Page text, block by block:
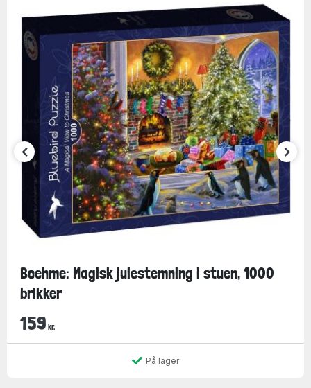
Boehme: Magisk julestemning i stuen, 1000
brikker
159 kr.
På lager